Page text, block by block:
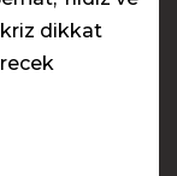
kriz dikkat